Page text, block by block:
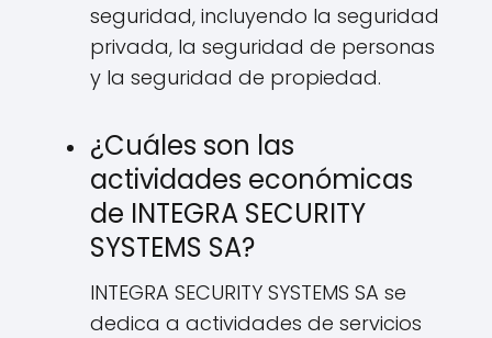
seguridad, incluyendo la seguridad
privada, la seguridad de personas
y la seguridad de propiedad.
¿Cuáles son las
actividades económicas
de INTEGRA SECURITY
SYSTEMS SA?
INTEGRA SECURITY SYSTEMS SA se
dedica a actividades de servicios